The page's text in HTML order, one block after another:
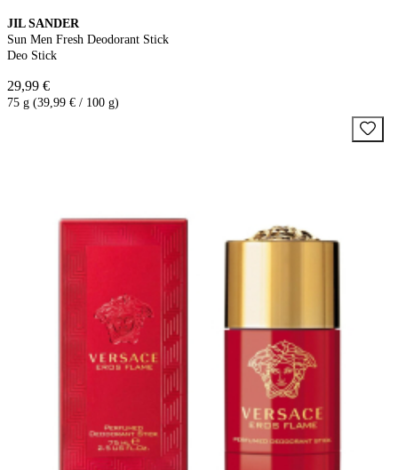
JIL SANDER
Sun Men Fresh Deodorant Stick
Deo Stick
29,99 €
75 g (39,99 € / 100 g)